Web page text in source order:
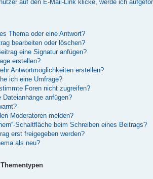
auf den E-Mail-Link klicke, werde ich
Thema oder eine Antwort?
bearbeiten oder löschen?
eine Signatur anfügen?
erstellen?
Antwortmöglichkeiten erstellen?
ich eine Umfrage?
Foren nicht zugreifen?
anfügen?
Moderatoren melden?
Schaltfläche beim Schreiben eines Beitrags?
erst freigegeben werden?
als neu?